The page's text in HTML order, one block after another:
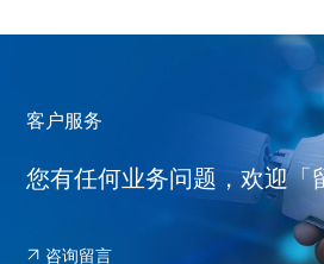
客户服务
您有任何业务问题，欢迎「
咨询留言